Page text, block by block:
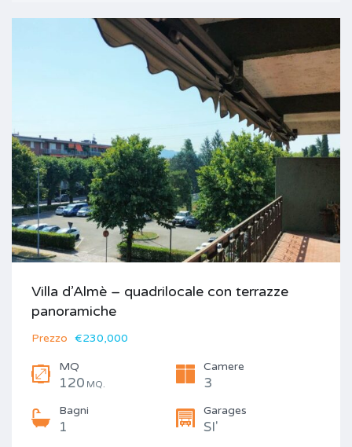
Villa d’Almè – quadrilocale con terrazze
panoramiche
Prezzo €230,000
MQ
120 MQ.
Camere
3
Bagni
1
Garages
SI'